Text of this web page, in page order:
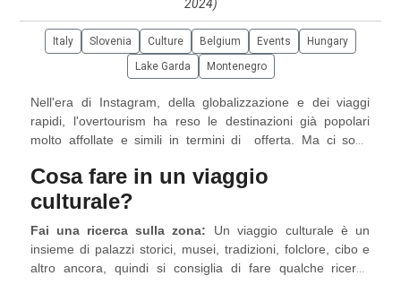
2024)
Italy Slovenia Culture Belgium Events
Hungary
Lake Garda
Montenegro
Nell'era di Instagram, della globalizzazione e dei viaggi
rapidi, l'overtourism ha reso le destinazioni già popolari
molto affollate e simili in termini di offerta. Ma ci sono
la possibilità di rallentare, conoscere culture diverse e
acquisire una nuova prospettiva del mondo
tornare al significato originale del viaggio, che è sempre
stato quello di esplorare e scoprire l'ignoto!
Cosa fare in un viaggio
culturale?
Fai una ricerca sulla zona: Un viaggio culturale è un
insieme di palazzi storici, musei, tradizioni, folclore, cibo e
altro ancora, quindi si consiglia di fare qualche ricerca